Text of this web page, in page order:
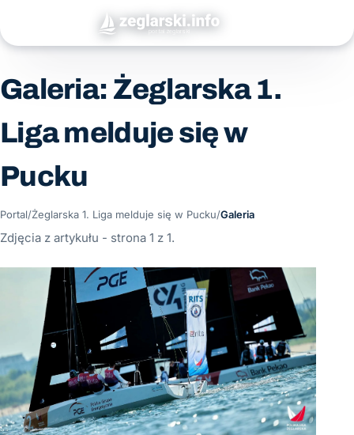
Galeria: Żeglarska 1.
Liga melduje się w
Pucku
Portal/Żeglarska 1. Liga melduje się w Pucku/Galeria
Zdjęcia z artykułu - strona 1 z 1.